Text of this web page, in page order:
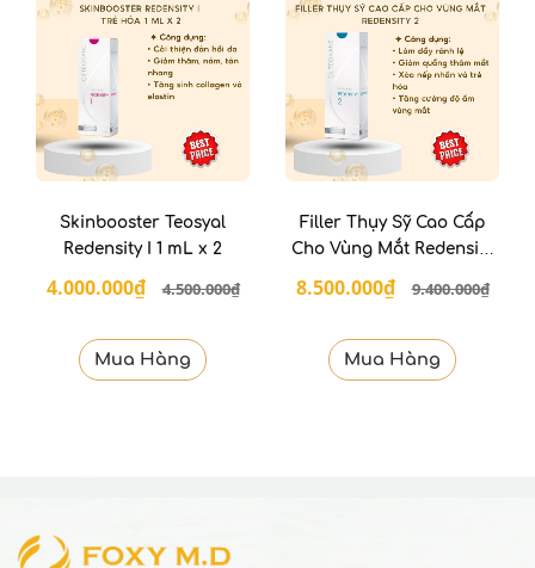
Skinbooster Teosyal
Redensity I 1 mL x 2
4.000.000₫ 4.500.000₫
Mua Hàng
Filler Thụy Sỹ Cao Cấp
Cho Vùng Mắt Redensity
8.500.000₫ 9.400.000₫
Mua Hàng